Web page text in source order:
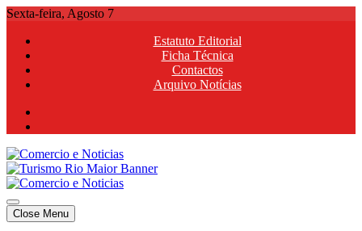
Skip
content
Sexta-feira, Agosto 7
Estatuto Editorial
Ficha Técnica
Contactos
Arquivo Notícias
Comercio e Noticias
Notícias e Publicidade Online
Comercio e Noticias
Notícias e Publicidade Online
Close Menu